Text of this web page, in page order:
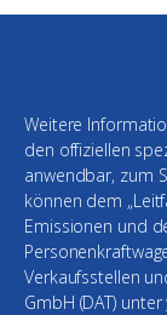
Weitere
den offiziellen
anwendbar, zum
können dem
Emissionen und
Verkaufsstellen
GmbH (DAT) unter